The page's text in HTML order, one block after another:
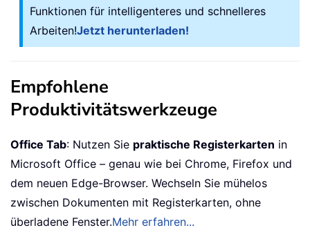
Funktionen für intelligenteres und schnelleres
Arbeiten!Jetzt herunterladen!
Empfohlene
Produktivitätswerkzeuge
Office Tab: Nutzen Sie praktische Registerkarten in
Microsoft Office – genau wie bei Chrome, Firefox und
dem neuen Edge-Browser. Wechseln Sie mühelos
zwischen Dokumenten mit Registerkarten, ohne
überladene Fenster.Mehr erfahren...